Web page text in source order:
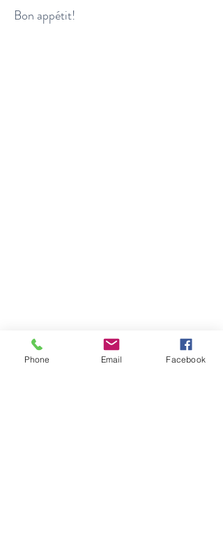
Bon appétit!
Phone Email Facebook